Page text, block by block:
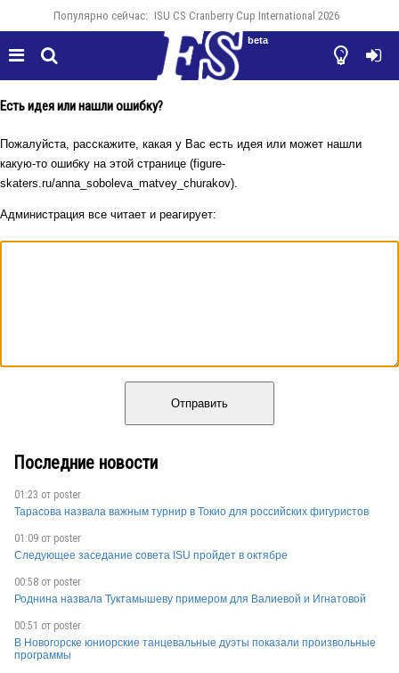
Популярно сейчас: ISU CS Cranberry Cup International 2026
  

beta
Есть идея или нашли ошибку?
Пожалуйста, расскажите, какая у Вас есть идея или может нашли
какую-то ошибку на этой странице (figure-
skaters.ru/anna_soboleva_matvey_churakov).
Администрация все читает и реагирует:
Отправить
Последние новости
01:23 от poster
Тарасова назвала важным турнир в Токио для российских фигуристов
01:09 от poster
Следующее заседание совета ISU пройдет в октябре
00:58 от poster
Роднина назвала Туктамышеву примером для Валиевой и Игнатовой
00:51 от poster
В Новогорске юниорские танцевальные дуэты показали произвольные
программы